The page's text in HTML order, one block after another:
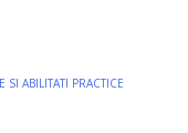
SI ABILITATI PRACTICE